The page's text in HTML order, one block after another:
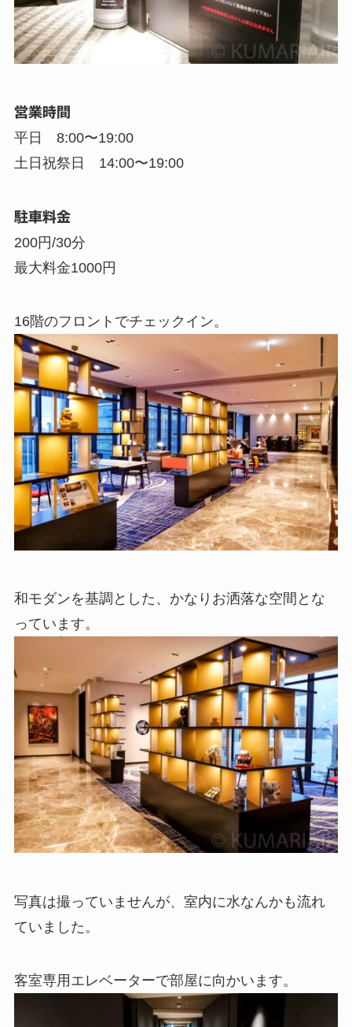
営業時間
平日 8:00〜19:00
土日祝祭日 14:00〜19:00
駐車料金
200円/30分
最大料金1000円
16階のフロントでチェックイン。
和モダンを基調とした、かなりお洒落な空間とな
っています。
写真は撮っていませんが、室内に水なんかも流れ
ていました。
客室専用エレベーターで部屋に向かいます。